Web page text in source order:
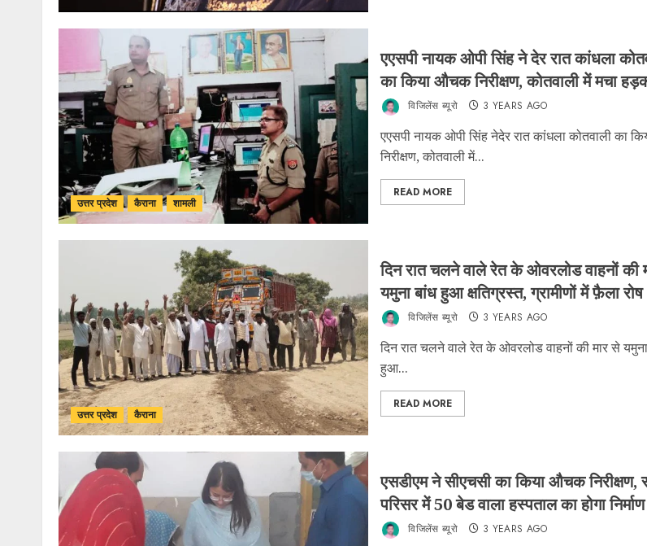
उत्तर प्रदेश कैराना शामली
एएसपी नायक ओपी सिंह ने देर रात कांधला
का किया औचक निरीक्षण, कोतवाली में मचा
विजिलेंस ब्यूरो 3 YEARS AGO
एएसपी नायक ओपी सिंह नेदेर रात कांधला कोतवाली का
निरीक्षण, कोतवाली में...
READ MORE
उत्तर प्रदेश कैराना
दिन रात चलने वाले रेत के ओवरलोड वाहनों की
यमुना बांध हुआ क्षतिग्रस्त, ग्रामीणों में फ़ैला
विजिलेंस ब्यूरो 3 YEARS AGO
दिन रात चलने वाले रेत के ओवरलोड वाहनों की मार से
हुआ...
READ MORE
एसडीएम ने सीएचसी का किया औचक निरीक्षण,
परिसर में 50 बेड वाला हस्पताल का होगा
विजिलेंस ब्यूरो 3 YEARS AGO